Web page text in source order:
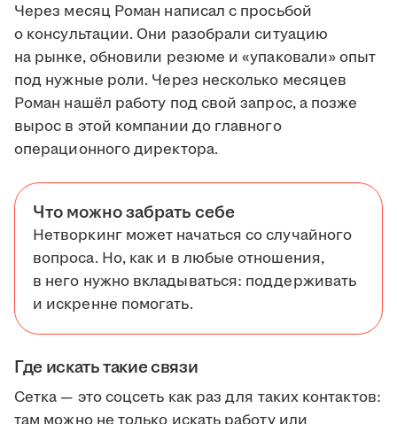
Через месяц Роман написал с просьбой
о консультации. Они разобрали ситуацию
на рынке, обновили резюме и «упаковали» опыт
под нужные роли. Через несколько месяцев
Роман нашёл работу под свой запрос, а позже
вырос в этой компании до главного
операционного директора.
Что можно забрать себе
Нетворкинг может начаться со случайного
вопроса. Но, как и в любые отношения,
в него нужно вкладываться: поддерживать
и искренне помогать.
Где искать такие связи
Сетка — это соцсеть как раз для таких контактов: